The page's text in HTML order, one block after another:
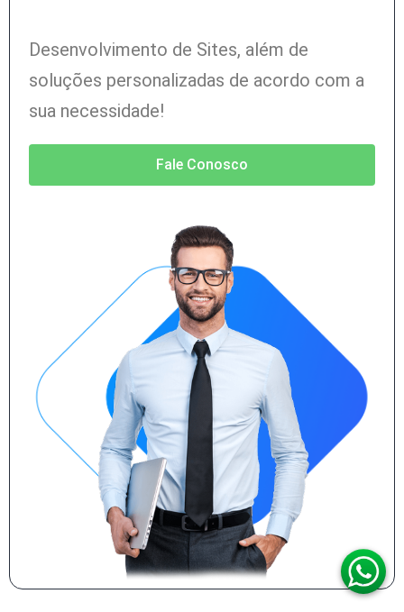
Desenvolvimento de Sites, além de
soluções personalizadas de acordo com a
sua necessidade!
Fale Conosco